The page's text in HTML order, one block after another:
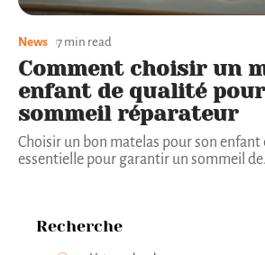
News 7 min read
Comment choisir un
enfant de qualité
sommeil réparateur
Choisir un bon matelas pour son enfant
essentielle pour garantir un sommeil de
Recherche